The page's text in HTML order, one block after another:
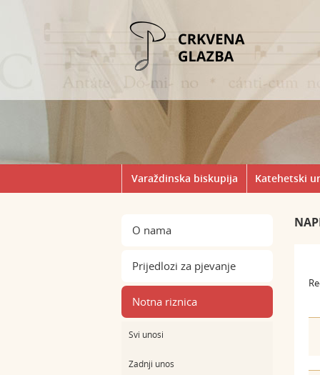
Varaždinska biskupija Katehetski
O nama
Prijedlozi za pjevanje
Notna riznica
Svi unosi
Zadnji unos